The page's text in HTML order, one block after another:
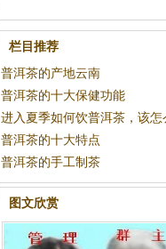
栏目推荐
普洱茶的产地云南
普洱茶的十大保健功能
进入夏季如何饮普洱茶，该怎
普洱茶的十大特点
普洱茶的手工制茶
图文欣赏